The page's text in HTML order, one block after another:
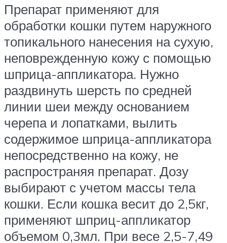
Препарат применяют для
обработки кошки путем наружного
топикального нанесения на сухую,
неповрежденную кожу с помощью
шприца-аппликатора. Нужно
раздвинуть шерсть по средней
линии шеи между основанием
черепа и лопатками, вылить
содержимое шприца-аппликатора
непосредственно на кожу, не
распространяя препарат. Дозу
выбирают с учетом массы тела
кошки. Если кошка весит до 2,5кг,
применяют шприц-аппликатор
объемом 0,3мл. При весе 2,5-7,49